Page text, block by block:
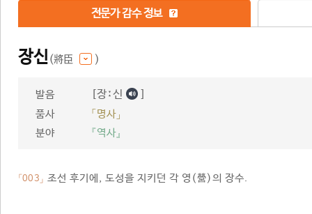
전문가 감수 정보
장신(將臣 )
발음 [장ː신 ]
품사
「명사」
분야
『역사』
「003」 조선 후기에, 도성을 지키던 각 영(營)의 장수.